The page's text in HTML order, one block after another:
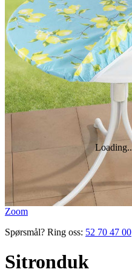
Zoom
Spørsmål? Ring oss: 52 70 47 00
Sitronduk